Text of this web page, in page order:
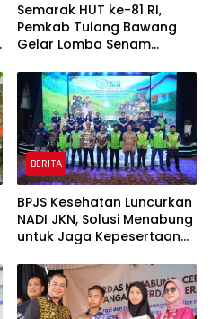
Semarak HUT ke-81 RI,
Pemkab Tulang Bawang
Gelar Lomba Senam
BERITA
BPJS Kesehatan Luncurkan
NADI JKN, Solusi Menabung
untuk Jaga Kepesertaan